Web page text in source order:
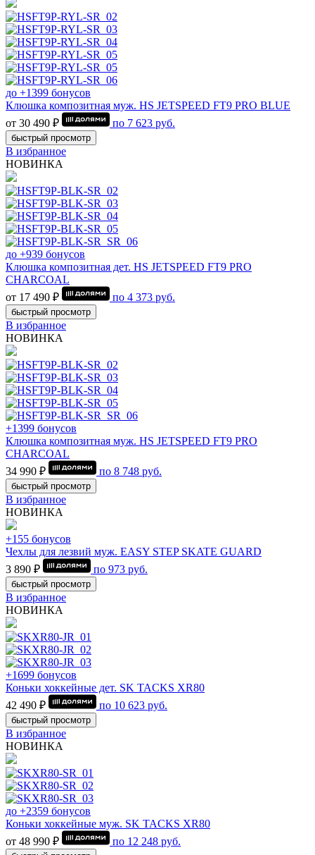
до +1399 бонусов
Клюшка композитная муж. HS JETSPEED FT9 PRO BLUE
от 30 490 ₽
по 7 623 руб.
быстрый просмотр
В избранное
НОВИНКА
до +939 бонусов
Клюшка композитная дет. HS JETSPEED FT9 PRO
CHARCOAL
от 17 490 ₽
по 4 373 руб.
быстрый просмотр
В избранное
НОВИНКА
+1399 бонусов
Клюшка композитная муж. HS JETSPEED FT9 PRO
CHARCOAL
34 990 ₽
по 8 748 руб.
быстрый просмотр
В избранное
НОВИНКА
+155 бонусов
Чехлы для лезвий муж. EASY STEP SKATE GUARD
3 890 ₽
по 973 руб.
быстрый просмотр
В избранное
НОВИНКА
+1699 бонусов
Коньки хоккейные дет. SK TACKS XR80
42 490 ₽
по 10 623 руб.
быстрый просмотр
В избранное
НОВИНКА
до +2359 бонусов
Коньки хоккейные муж. SK TACKS XR80
от 48 990 ₽
по 12 248 руб.